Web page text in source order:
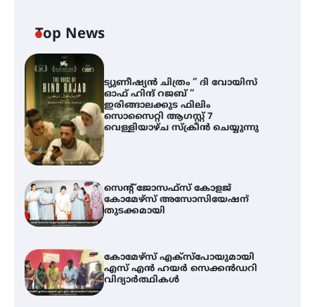
Top News
ട്യുണീഷ്യൻ ചിത്രം ” ദി വോയിസ്
ഓഫ് ഹിന്ദ് റജബ് ”
ഇരിങ്ങാലക്കുട ഫിലിം
സൊസൈറ്റി ആഗസ്റ്റ് 7
വെള്ളിയാഴ്ച സ്‌ക്രീൻ ചെയ്യുന്നു
സെന്റ് ജോസഫ്സ് കോളജ്
കോമേഴ്‌സ് അസോസിയേഷന്
തുടക്കമായി
കോമേഴ്സ് എക്സ്പോയുമായി
എസ് എൻ ഹയർ സെക്കൻഡറി
വിദ്യാർത്ഥികൾ